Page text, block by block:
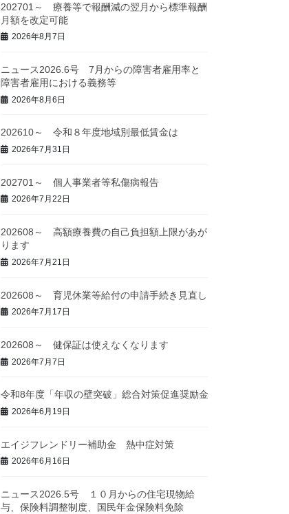
202701～ 療養等で報酬減の翌月から標準報酬
月額を改定可能
2026年8月7日
ニュース2026.6号 7月からの障害者雇用率と
障害者雇用における義務等
2026年8月6日
202610～ 令和８年度地域別最低賃金は
2026年7月31日
202701～ 個人事業者等私傷病報告
2026年7月22日
202608～ 高額療養費の自己負担額上限があが
ります
2026年7月21日
202608～ 育児休業等給付の申請手続き見直し
2026年7月17日
202608～ 健保証は使えなくなります
2026年7月7日
令和8年度「年収の壁突破」総合対策促進奨励金
2026年6月19日
エイジフレンドリー補助金 熱中症対策
2026年6月16日
ニュース2026.5号 １０月からの住宅現物給
与、保険料調整制度、国民年金保険料免除